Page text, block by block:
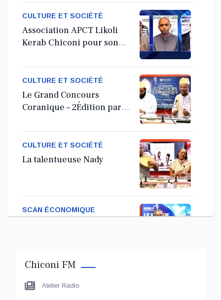
CULTURE ET SOCIÉTÉ
Association APCT Likoli
Kerab Chiconi pour son
Ordinaire
CULTURE ET SOCIÉTÉ
Le Grand Concours
Coranique – 2Édition par
Cour'an
CULTURE ET SOCIÉTÉ
La talentueuse Nady
SCAN ÉCONOMIQUE
L'Association Zé Run pour
Chiconi FM
Atelier Radio